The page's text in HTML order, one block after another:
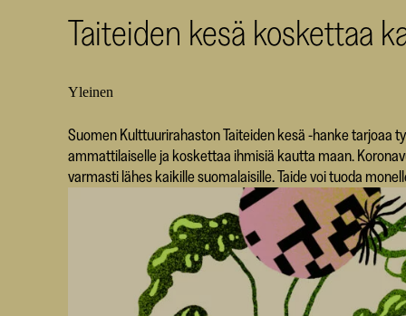
Taiteiden kesä koskettaa
Yleinen
Suomen Kulttuurirahaston Taiteiden kesä -hanke tarjoaa
ammattilaiselle ja koskettaa ihmisiä kautta maan.
varmasti lähes kaikille suomalaisille. Taide voi tuoda